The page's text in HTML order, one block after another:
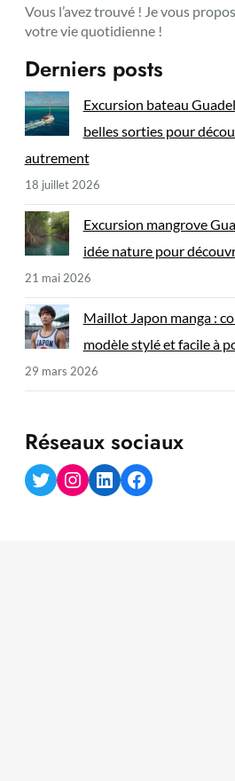
Vous l’avez trouvé ! Je vous
votre vie quotidienne !
Derniers posts
Excursion bateau
belles sorties pour
autrement
18 juillet 2026
Excursion mangrove
idée nature pour
21 mai 2026
Maillot Japon manga :
modèle stylé et facile à
29 mars 2026
Réseaux sociaux
Twitter Instagram LinkedIn Facebook